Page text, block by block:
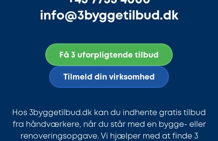
info@3byggetilbud.dk
Få 3 uforpligtende tilbud
Tilmeld din virksomhed
Hos 3byggetilbud.dk kan du indhente gratis tilbud
fra håndværkere, når du står med en bygge- eller
renoveringsopgave. Vi hjælper med at finde 3